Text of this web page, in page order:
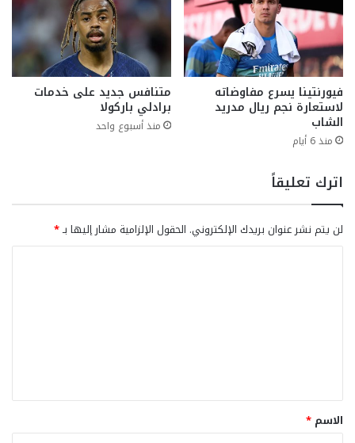
فيورنتينا يسرع مفاوضاته
لاستعارة نجم ريال مدريد
الشاب
منذ 6 أيام
متنافس جديد على خدمات
برادلي باركولا
منذ أسبوع واحد
اترك تعليقاً
لن يتم نشر عنوان بريدك الإلكتروني. الحقول الإلزامية مشار إليها بـ*
ق
*
الاسم *